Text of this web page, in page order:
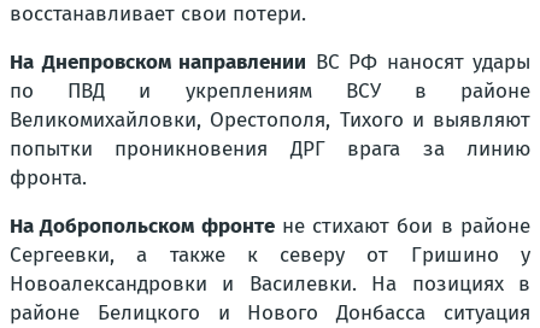
восстанавливает свои потери.
На Днепровском направлении ВС РФ наносят удары
по ПВД и укреплениям ВСУ в районе
Великомихайловки, Орестополя, Тихого и выявляют
попытки проникновения ДРГ врага за линию
фронта.
На Добропольском фронтене стихают бои в районе
Сергеевки, а также к северу от Гришино у
Новоалександровки и Василевки. На позициях в
районе Белицкого и Нового Донбасса ситуация